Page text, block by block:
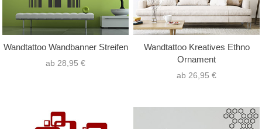
Wandtattoo Wandbanner Streifen
ab 28,95 €
Wandtattoo Kreatives Ethno
Ornament
ab 26,95 €